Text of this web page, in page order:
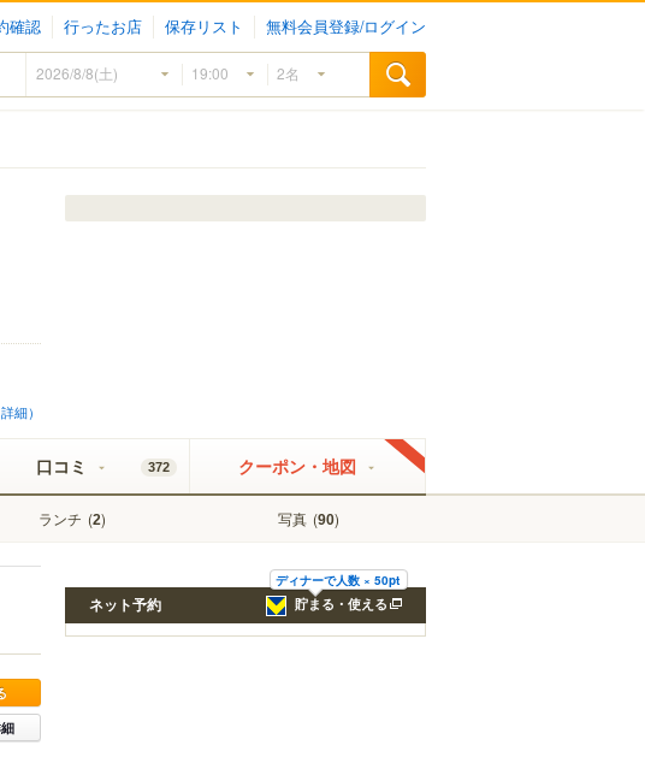
確認 行ったお店 保存リスト 無料会員登録/ログイン
細）
ランチ (2) 写真 (90)
口コミ 372 クーポン・地図
ディナーで人数 × 50pt
貯まる・使える
ネット予約